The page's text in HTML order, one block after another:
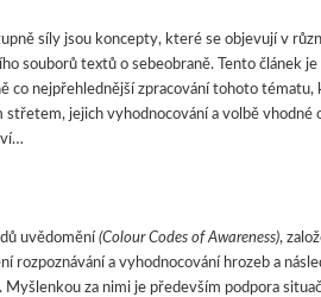
síly jsou koncepty, které se objevují v
souborů textů o sebeobraně. Tento článek
co nejpřehlednější zpracování tohoto tématu,
jejich vyhodnocování a volbě vhodné
uvědomění (Colour Codes of Awareness),
rozpoznávání a vyhodnocování hrozeb a
za nimi je především podpora